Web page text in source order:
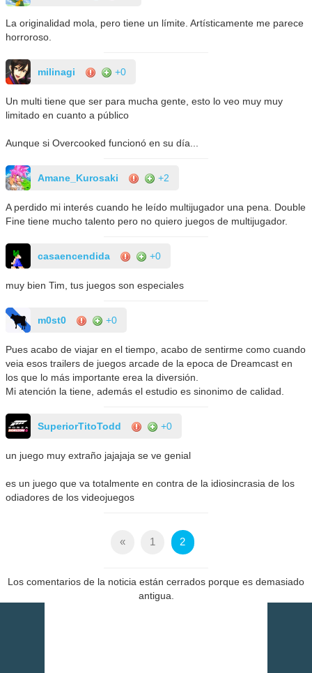
La originalidad mola, pero tiene un límite. Artísticamente me parece
horroroso.
milinagi +0
Un multi tiene que ser para mucha gente, esto lo veo muy muy
limitado en cuanto a público
Aunque si Overcooked funcionó en su día...
Amane_Kurosaki +2
A perdido mi interés cuando he leído multijugador una pena. Double
Fine tiene mucho talento pero no quiero juegos de multijugador.
casaencendida +0
muy bien Tim, tus juegos son especiales
m0st0 +0
Pues acabo de viajar en el tiempo, acabo de sentirme como cuando
veia esos trailers de juegos arcade de la epoca de Dreamcast en
los que lo más importante erea la diversión.
Mi atención la tiene, además el estudio es sinonimo de calidad.
SuperiorTitoTodd +0
un juego muy extraño jajajaja se ve genial
es un juego que va totalmente en contra de la idiosincrasia de los
odiadores de los videojuegos
« 1 2
Los comentarios de la noticia están cerrados porque es demasiado
antigua.